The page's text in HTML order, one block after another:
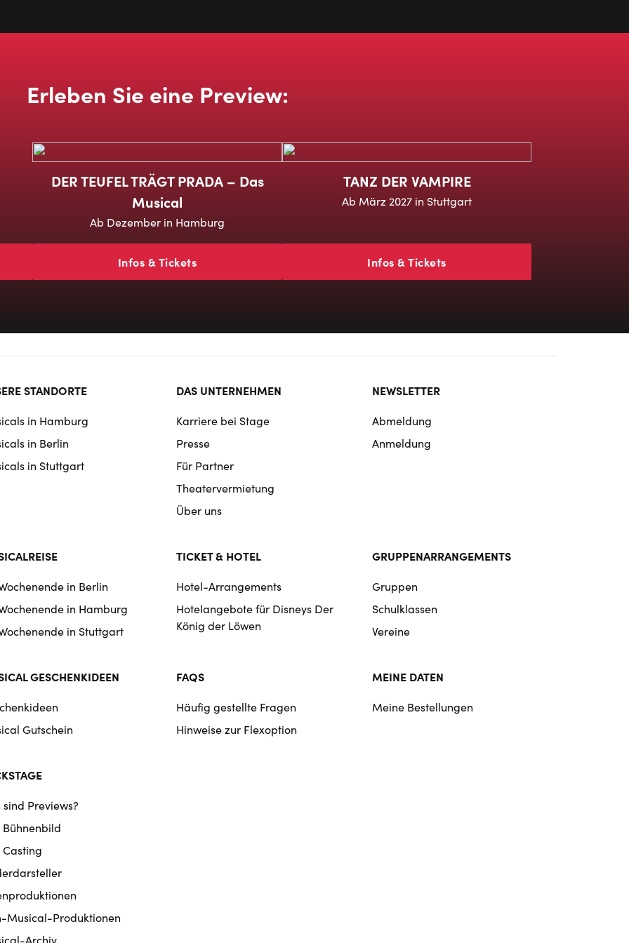
Erleben Sie eine Preview:
DER TEUFEL TRÄGT PRADA – Das
Musical
Ab Dezember in Hamburg
Infos & Tickets
TANZ DER VAMPIRE
Ab März 2027 in Stuttgart
Infos & Tickets
STANDORTE
in Hamburg
in Berlin
in Stuttgart
DAS UNTERNEHMEN
Karriere bei Stage
Presse
Für Partner
Theatervermietung
Über uns
NEWSLETTER
Abmeldung
Anmeldung
in Berlin
in Hamburg
in Stuttgart
TICKET & HOTEL
Hotel-Arrangements
Hotelangebote für Disneys Der
König der Löwen
GRUPPENARRANGEMENTS
Gruppen
Schulklassen
Vereine
GESCHENKIDEEN
Gutschein
FAQS
Häufig gestellte Fragen
Hinweise zur Flexoption
MEINE DATEN
Meine Bestellungen
sind Previews?
Bühnenbild
Casting
Musical-Produktionen
Archiv